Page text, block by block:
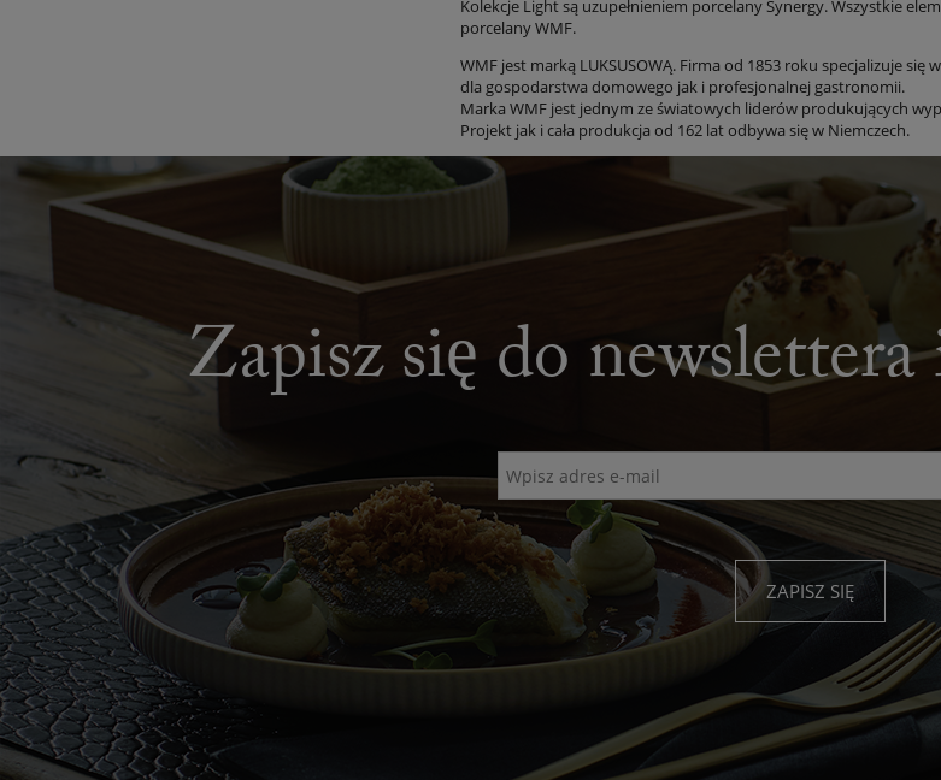
Kolekcje Light są uzupełnieniem porcelany Synergy. Wszystkie
porcelany WMF.
WMF jest marką LUKSUSOWĄ. Firma od 1853 roku specjalizuje
dla gospodarstwa domowego jak i profesjonalnej gastronomii.
Marka WMF jest jednym ze światowych liderów produkujących
Projekt jak i cała produkcja od 162 lat odbywa się w Niemczech.
Zapisz się do
ZAPISZ SIĘ